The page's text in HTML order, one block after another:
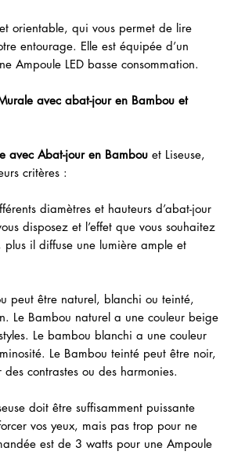
orientable, qui vous permet de lire
entourage. Elle est équipée d’un
Ampoule LED basse consommation.
avec abat-jour en Bambou et
avec Abat-jour en Bambou et Liseuse,
critères :
diamètres et hauteurs d’abat-jour
disposez et l’effet que vous souhaitez
plus il diffuse une lumière ample et
peut être naturel, blanchi ou teinté,
Le Bambou naturel a une couleur beige
Le bambou blanchi a une couleur
Le Bambou teinté peut être noir,
contrastes ou des harmonies.
doit être suffisamment puissante
vos yeux, mais pas trop pour ne
est de 3 watts pour une Ampoule